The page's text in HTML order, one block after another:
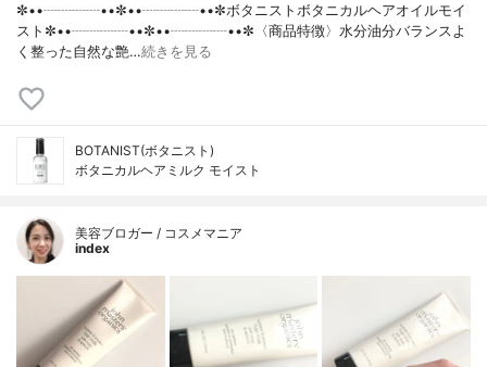
✼••┈┈┈┈••✼••┈┈┈┈••✼ボタニストボタニカルヘアオイルモイ
スト✼••┈┈┈┈••✼••┈┈┈┈••✼〈商品特徴〉水分油分バランスよ
く整った自然な艶…続きを見る
BOTANIST(ボタニスト)
ボタニカルヘアミルク モイスト
美容ブロガー / コスメマニア
index